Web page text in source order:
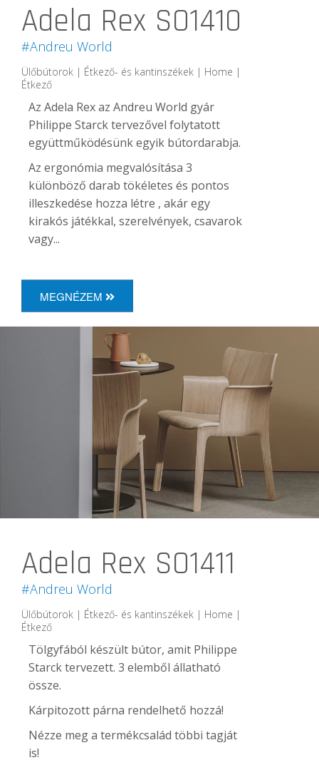
Adela Rex SO1410
#Andreu World
Ülőbútorok | Étkező- és kantinszékek | Home |
Étkező
Az Adela Rex az Andreu World gyár
Philippe Starck tervezővel folytatott
együttműködésünk egyik bútordarabja.
Az ergonómia megvalósítása 3
különböző darab tökéletes és pontos
illeszkedése hozza létre , akár egy
kirakós játékkal, szerelvények, csavarok
vagy...
MEGNÉZEM
Adela Rex SO1411
#Andreu World
Ülőbútorok | Étkező- és kantinszékek | Home |
Étkező
Tölgyfából készült bútor, amit Philippe
Starck tervezett. 3 elemből állatható
össze.
Kárpitozott párna rendelhető hozzá!
Nézze meg a termékcsalád többi tagját
is!